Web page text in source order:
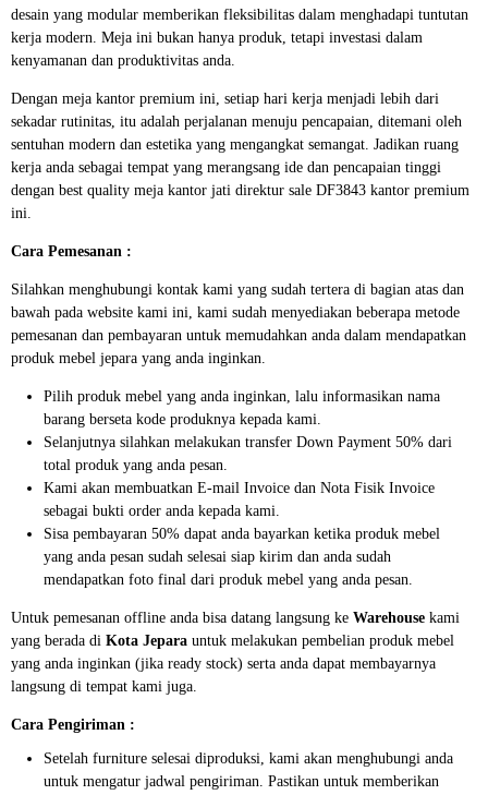
desain yang modular memberikan fleksibilitas dalam menghadapi tuntutan
kerja modern. Meja ini bukan hanya produk, tetapi investasi dalam
kenyamanan dan produktivitas anda.
Dengan meja kantor premium ini, setiap hari kerja menjadi lebih dari
sekadar rutinitas, itu adalah perjalanan menuju pencapaian, ditemani oleh
sentuhan modern dan estetika yang mengangkat semangat. Jadikan ruang
kerja anda sebagai tempat yang merangsang ide dan pencapaian tinggi
dengan best quality meja kantor jati direktur sale DF3843 kantor premium
ini.
Cara Pemesanan :
Silahkan menghubungi kontak kami yang sudah tertera di bagian atas dan
bawah pada website kami ini, kami sudah menyediakan beberapa metode
pemesanan dan pembayaran untuk memudahkan anda dalam mendapatkan
produk mebel jepara yang anda inginkan.
Pilih produk mebel yang anda inginkan, lalu informasikan nama
barang berseta kode produknya kepada kami.
Selanjutnya silahkan melakukan transfer Down Payment 50% dari
total produk yang anda pesan.
Kami akan membuatkan E-mail Invoice dan Nota Fisik Invoice
sebagai bukti order anda kepada kami.
Sisa pembayaran 50% dapat anda bayarkan ketika produk mebel
yang anda pesan sudah selesai siap kirim dan anda sudah
mendapatkan foto final dari produk mebel yang anda pesan.
Untuk pemesanan offline anda bisa datang langsung ke Warehouse kami
yang berada di Kota Jepara untuk melakukan pembelian produk mebel
yang anda inginkan (jika ready stock) serta anda dapat membayarnya
langsung di tempat kami juga.
Cara Pengiriman :
Setelah furniture selesai diproduksi, kami akan menghubungi anda
untuk mengatur jadwal pengiriman. Pastikan untuk memberikan